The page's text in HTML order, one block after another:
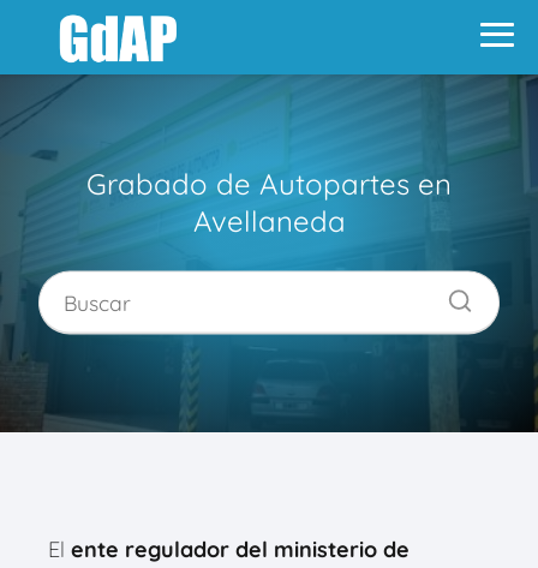
Grabado de Autopartes en
Avellaneda
El ente regulador del ministerio de